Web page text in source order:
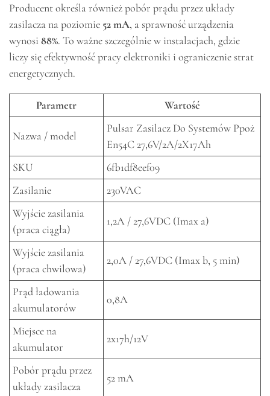
Producent określa również pobór prądu przez układy
zasilacza na poziomie 52 mA, a sprawność urządzenia
wynosi 88%. To ważne szczególnie w instalacjach, gdzie
liczy się efektywność pracy elektroniki i ograniczenie strat
energetycznych.
Parametr Wartość
Nazwa / model
Pulsar Zasilacz Do Systemów Ppoż
En54C 27,6V/2A/2X17Ah
SKU
6fb1df8eef09
Zasilanie
230VAC
Wyjście zasilania
(praca ciągła)
1,2A / 27,6VDC (Imax a)
Wyjście zasilania
(praca chwilowa)
2,0A / 27,6VDC (Imax b, 5 min)
Prąd ładowania
akumulatorów
0,8A
Miejsce na
akumulator
2x17h/12V
Pobór prądu przez
układy zasilacza
52 mA